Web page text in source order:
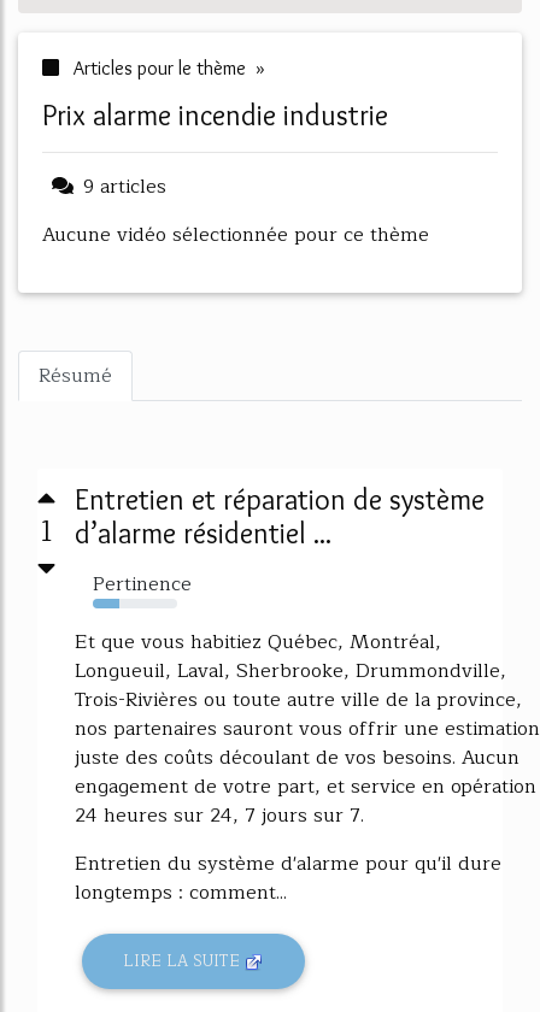
Articles pour le thème »
prix alarme incendie industrie
9 articles
Aucune vidéo sélectionnée pour ce thème
Résumé
1
Entretien et réparation de système
d’alarme résidentiel ...
Pertinence
31%
Et que vous habitiez Québec, Montréal,
Longueuil, Laval, Sherbrooke, Drummondville,
Trois-Rivières ou toute autre ville de la province,
nos partenaires sauront vous offrir une estimation
juste des coûts découlant de vos besoins. Aucun
engagement de votre part, et service en opération
24 heures sur 24, 7 jours sur 7.
Entretien du système d'alarme pour qu'il dure
longtemps : comment...
LIRE LA SUITE